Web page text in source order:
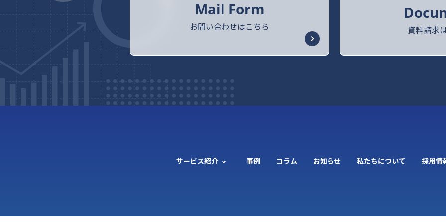
Mail Form
お問い合わせはこちら 資料請求
サービス紹介 事例 コラム お知らせ 私たちについて 採用情